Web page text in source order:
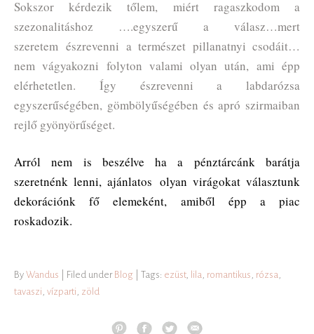
Sokszor kérdezik tőlem, miért ragaszkodom a
szezonalitáshoz ….egyszerű a válasz…mert
szeretem észrevenni a természet pillanatnyi csodáit…
nem vágyakozni folyton valami olyan után, ami épp
elérhetetlen. Így észrevenni a labdarózsa
egyszerűségében, gömbölyűségében és apró szirmaiban
rejlő gyönyörűséget.
Arról nem is beszélve ha a pénztárcánk barátja
szeretnénk lenni, ajánlatos olyan virágokat választunk
dekorációnk fő elemeként, amiből épp a piac
roskadozik.
By Wandus | Filed under Blog | Tags: ezüst, lila, romantikus , rózsa,
tavaszi , vízparti , zöld